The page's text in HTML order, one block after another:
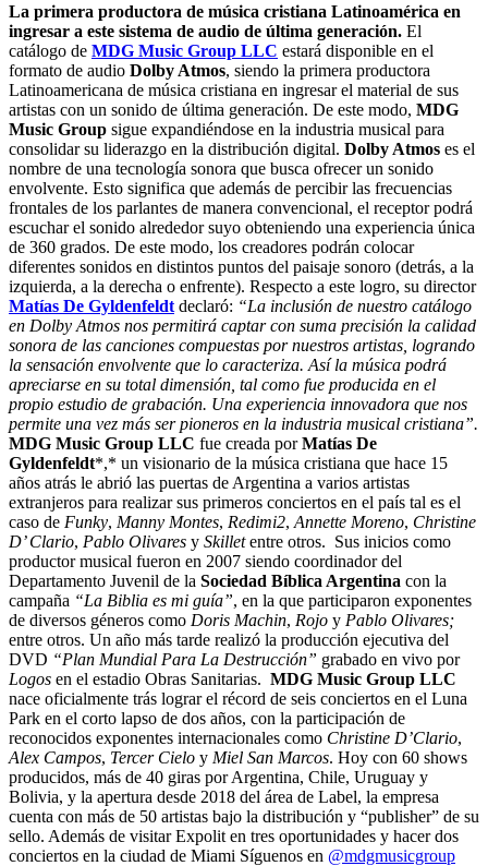
La primera productora de música cristiana Latinoamérica en
ingresar a este sistema de audio de última generación. El
catálogo de MDG Music Group LLC estará disponible en el
formato de audio Dolby Atmos, siendo la primera productora
Latinoamericana de música cristiana en ingresar el material de sus
artistas con un sonido de última generación. De este modo, MDG
Music Group sigue expandiéndose en la industria musical para
consolidar su liderazgo en la distribución digital. Dolby Atmos es el
nombre de una tecnología sonora que busca ofrecer un sonido
envolvente. Esto significa que además de percibir las frecuencias
frontales de los parlantes de manera convencional, el receptor podrá
escuchar el sonido alrededor suyo obteniendo una experiencia única
de 360 grados. De este modo, los creadores podrán colocar
diferentes sonidos en distintos puntos del paisaje sonoro (detrás, a la
izquierda, a la derecha o enfrente). Respecto a este logro, su director
Matías De Gyldenfeldt declaró: “La inclusión de nuestro catálogo
en Dolby Atmos nos permitirá captar con suma precisión la calidad
sonora de las canciones compuestas por nuestros artistas, logrando
la sensación envolvente que lo caracteriza. Así la música podrá
apreciarse en su total dimensión, tal como fue producida en el
propio estudio de grabación. Una experiencia innovadora que nos
permite una vez más ser pioneros en la industria musical cristiana”.
MDG Music Group LLC fue creada porMatías De
Gyldenfeldt*,* un visionario de la música cristiana que hace 15
años atrás le abrió las puertas de Argentina a varios artistas
extranjeros para realizar sus primeros conciertos en el país tal es el
caso de Funky, Manny Montes, Redimi2, Annette Moreno, Christine
D’ Clario, Pablo Olivares y Skilletentre otros. Sus inicios como
productor musical fueron en 2007 siendo coordinador del
Departamento Juvenil de la Sociedad Bíblica Argentina con la
campaña “La Biblia es mi guía”, en la que participaron exponentes
de diversos géneros como Doris Machin, Rojo y Pablo Olivares;
entre otros. Un año más tarde realizó la producción ejecutiva del
DVD “Plan Mundial Para La Destrucción” grabado en vivo por
Logos en el estadio Obras Sanitarias. MDG Music Group LLC
nace oficialmente trás lograr el récord de seis conciertos en el Luna
Park en el corto lapso de dos años, con la participación de
reconocidos exponentes internacionales como Christine D’Clario,
Alex Campos, Tercer Cielo y Miel San Marcos. Hoy con 60 shows
producidos, más de 40 giras por Argentina, Chile, Uruguay y
Bolivia, y la apertura desde 2018 del área de Label, la empresa
cuenta con más de 50 artistas bajo la distribución y “publisher” de su
sello. Además de visitar Expolit en tres oportunidades y hacer dos
conciertos en la ciudad de Miami Síguenos en @mdgmusicgroup